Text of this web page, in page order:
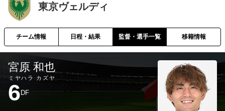
東京ヴェルディ
チーム情報 日程・結果 監督・選手一覧 移籍情報
宮原 和也
ミヤハラ カズヤ
6 DF